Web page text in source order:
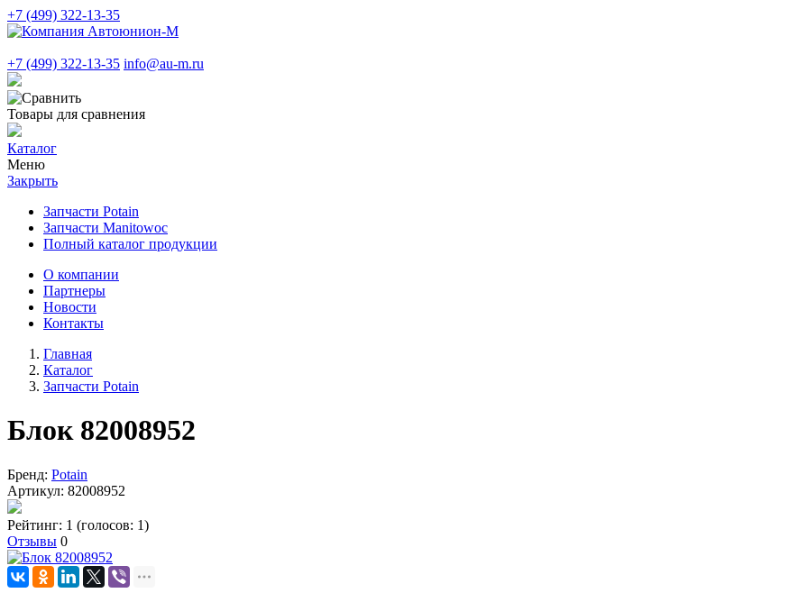
+7 (499) 322-13-35
+7 (499) 322-13-35 info@au-m.ru
Товары для сравнения
Каталог
Меню
Закрыть
Запчасти Potain
Запчасти Manitowoc
Полный каталог продукции
О компании
Партнеры
Новости
Контакты
Главная
Каталог
Запчасти Potain
Блок 82008952
Бренд: Potain
Артикул: 82008952
Рейтинг: 1 (голосов: 1)
Отзывы 0